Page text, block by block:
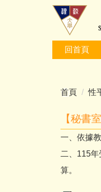
回首頁
首頁 性
【秘書
一、依據
二、115
算。